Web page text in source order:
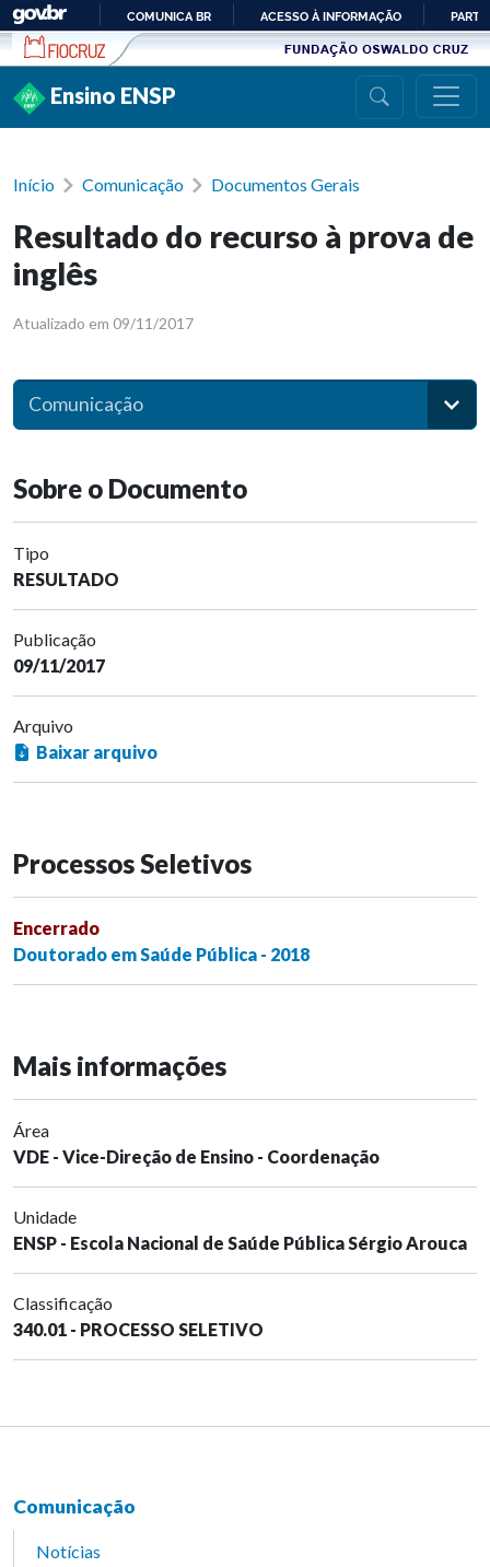
Ir para conteúdo
PARA
COMUNICA BR ACESSO À INFORMAÇÃO
Ensino ENSP
Início Comunicação Documentos Gerais
Resultado do recurso à prova de
inglês
Atualizado em 09/11/2017
Comunicação
Sobre o Documento
Tipo
RESULTADO
Publicação
09/11/2017
Arquivo
Baixar arquivo
Processos Seletivos
Encerrado
Doutorado em Saúde Pública - 2018
Mais informações
Área
VDE - Vice-Direção de Ensino - Coordenação
Unidade
ENSP - Escola Nacional de Saúde Pública Sérgio Arouca
Classificação
340.01 - PROCESSO SELETIVO
Comunicação
Notícias